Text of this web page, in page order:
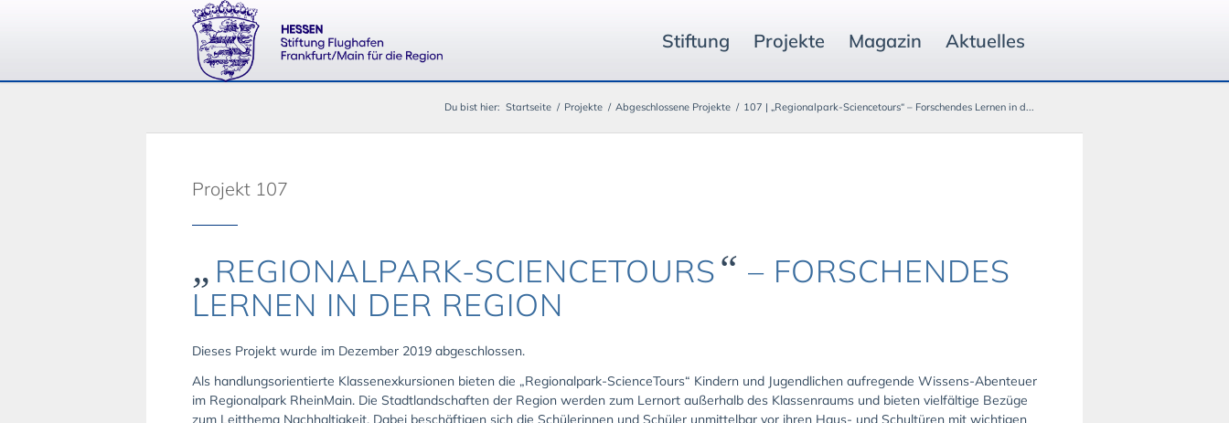
Stiftung Projekte Magazin Aktuelles
Du bist hier: Startseite / Projekte / Abgeschlossene Projekte / 107 | „Regionalpark-Sciencetours“ – Forschendes Lernen in d...
Projekt 107
„ REGIONALPARK-SCIENCETOURS“ – FORSCHENDES
LERNEN IN DER REGION
Dieses Projekt wurde im Dezember 2019 abgeschlossen.
Als handlungsorientierte Klassenexkursionen bieten die „Regionalpark-ScienceTours“ Kindern und Jugendlichen aufregende Wissens-Abenteuer
im Regionalpark RheinMain. Die Stadtlandschaften der Region werden zum Lernort außerhalb des Klassenraums und bieten vielfältige Bezüge
zum Leitthema Nachhaltigkeit. Dabei beschäftigen sich die Schülerinnen und Schüler unmittelbar vor ihren Haus- und Schultüren mit wichtigen